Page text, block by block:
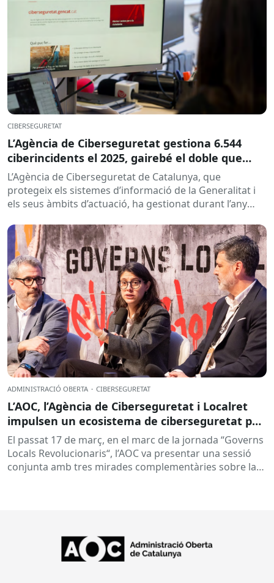
CIBERSEGURETAT
L’Agència de Ciberseguretat gestiona 6.544
ciberincidents el 2025, gairebé el doble que
l’any anterior
L’Agència de Ciberseguretat de Catalunya, que
protegeix els sistemes d’informació de la Generalitat i
els seus àmbits d’actuació, ha gestionat durant l’any
ADMINISTRACIÓ OBERTA · CIBERSEGURETAT
L’AOC, l’Agència de Ciberseguretat i Localret
impulsen un ecosistema de ciberseguretat per
al món local
El passat 17 de març, en el marc de la jornada “Governs
Locals Revolucionaris“, l’AOC va presentar una sessió
conjunta amb tres mirades complementàries sobre la